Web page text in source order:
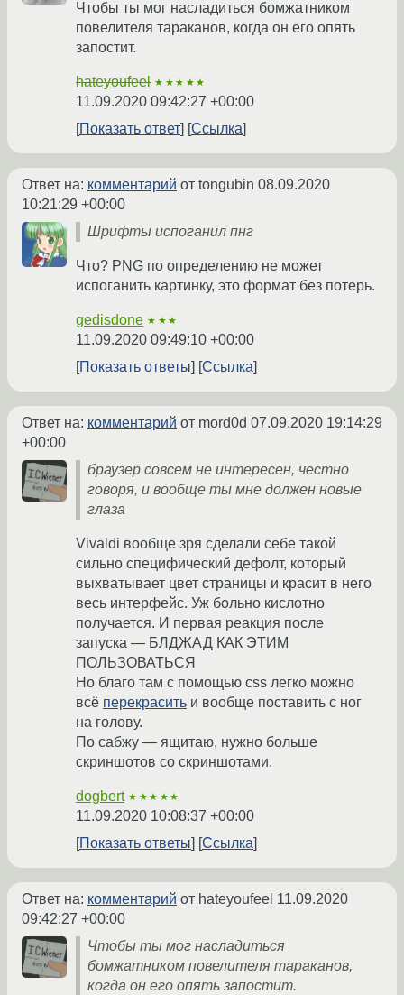
Чтобы ты мог насладиться бомжатником
повелителя тараканов, когда он его опять
запостит.
hateyoufeel ★★★★★
11.09.2020 09:42:27 +00:00
Показать ответ
Ссылка
Ответ на: комментарий от tongubin 08.09.2020
10:21:29 +00:00
Шрифты испоганил пнг
Что? PNG по определению не может
испоганить картинку, это формат без потерь.
gedisdone ★★★
11.09.2020 09:49:10 +00:00
Показать ответы
Ссылка
Ответ на: комментарий от mord0d 07.09.2020 19:14:29
+00:00
браузер совсем не интересен, честно
говоря, и вообще ты мне должен новые
глаза
Vivaldi вообще зря сделали себе такой
сильно специфический дефолт, который
выхватывает цвет страницы и красит в него
весь интерфейс. Уж больно кислотно
получается. И первая реакция после
запуска — БЛДЖАД КАК ЭТИМ
ПОЛЬЗОВАТЬСЯ
Но благо там с помощью css легко можно
всё перекрасить и вообще поставить с ног
на голову.
По сабжу — ящитаю, нужно больше
скриншотов со скриншотами.
dogbert ★★★★★
11.09.2020 10:08:37 +00:00
Показать ответы
Ссылка
Ответ на: комментарий от hateyoufeel 11.09.2020
09:42:27 +00:00
Чтобы ты мог насладиться
бомжатником повелителя тараканов,
когда он его опять запостит.